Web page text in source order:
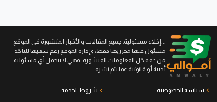
...إخلاء مسئولية: جميع المقالات والأخبار المنشورة في الموقع
مسئول عنها محرريها فقط، وإدارة الموقع رغم سعيها للتأكد
من دقة كل المعلومات المنشورة، فهي لا تتحمل أي مسئولية
أدبية أو قانونية عما يتم نشره.
سياسة الخصوصية شروط الخدمة